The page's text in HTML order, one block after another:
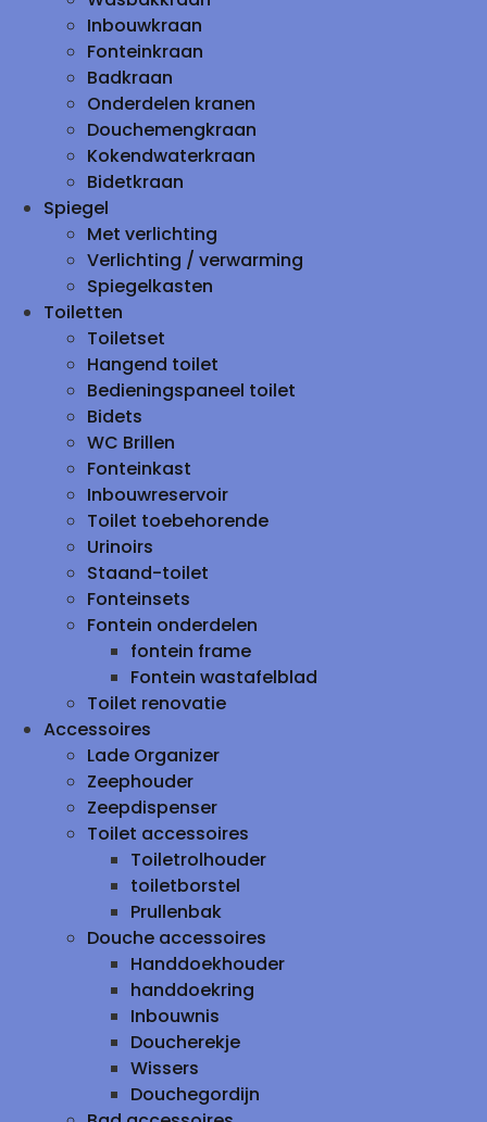
Inbouwkraan
Fonteinkraan
Badkraan
Onderdelen kranen
Douchemengkraan
Kokendwaterkraan
Bidetkraan
Spiegel
Met verlichting
Verlichting / verwarming
Spiegelkasten
Toiletten
Toiletset
Hangend toilet
Bedieningspaneel toilet
Bidets
WC Brillen
Fonteinkast
Inbouwreservoir
Toilet toebehorende
Urinoirs
Staand-toilet
Fonteinsets
Fontein onderdelen
fontein frame
Fontein wastafelblad
Toilet renovatie
Accessoires
Lade Organizer
Zeephouder
Zeepdispenser
Toilet accessoires
Toiletrolhouder
toiletborstel
Prullenbak
Douche accessoires
Handdoekhouder
handdoekring
Inbouwnis
Doucherekje
Wissers
Douchegordijn